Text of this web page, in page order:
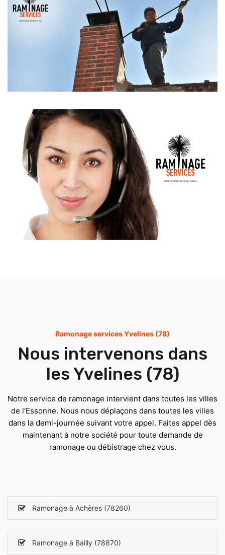
Ramonage services Yvelines (78)
Nous intervenons dans
les Yvelines (78)
Notre service de ramonage intervient dans toutes les villes
de l’Essonne. Nous nous déplaçons dans toutes les villes
dans la demi-journée suivant votre appel. Faites appel dès
maintenant à notre société pour toute demande de
ramonage ou débistrage chez vous.
Ramonage à Achères (78260)
Ramonage à Bailly (78870)